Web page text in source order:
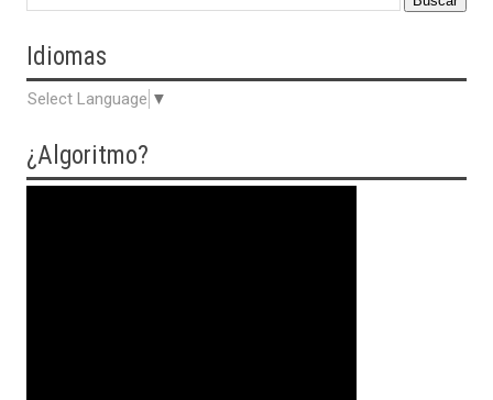
Idiomas
Select Language ▼
¿Algoritmo?